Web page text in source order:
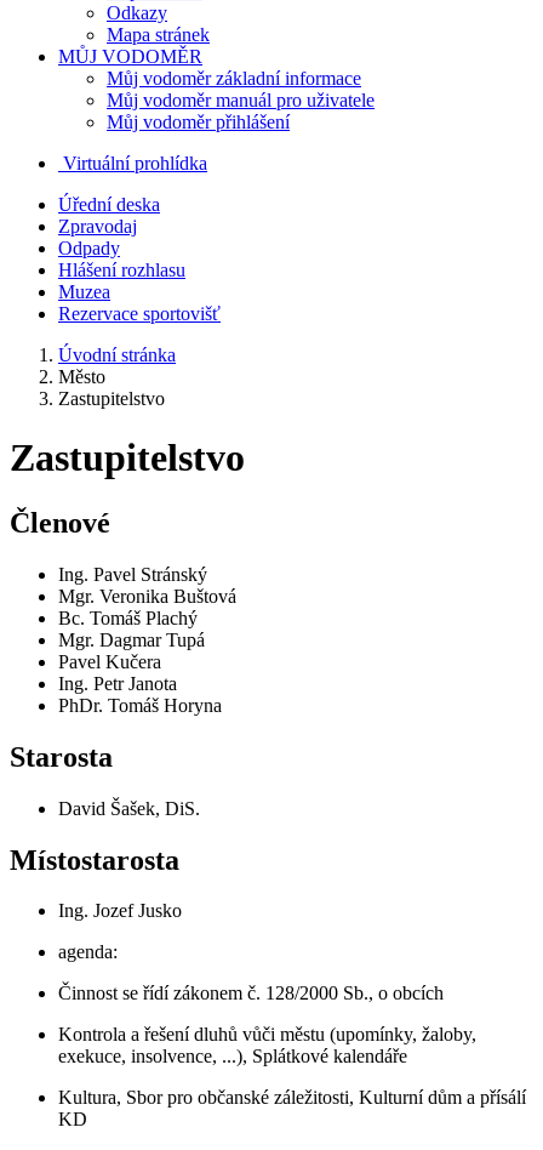
Odkazy
Mapa stránek
MŮJ VODOMĚR
Můj vodoměr základní informace
Můj vodoměr manuál pro uživatele
Můj vodoměr přihlášení
Virtuální prohlídka
Úřední deska
Zpravodaj
Odpady
Hlášení rozhlasu
Muzea
Rezervace sportovišť
Úvodní stránka
Město
Zastupitelstvo
Zastupitelstvo
Členové
Ing. Pavel Stránský
Mgr. Veronika Buštová
Bc. Tomáš Plachý
Mgr. Dagmar Tupá
Pavel Kučera
Ing. Petr Janota
PhDr. Tomáš Horyna
Starosta
David Šašek, DiS.
Místostarosta
Ing. Jozef Jusko
agenda:
Činnost se řídí zákonem č. 128/2000 Sb., o obcích
Kontrola a řešení dluhů vůči městu (upomínky, žaloby,
exekuce, insolvence, ...), Splátkové kalendáře
Kultura, Sbor pro občanské záležitosti, Kulturní dům a přísálí
KD